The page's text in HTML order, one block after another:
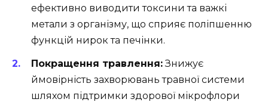
ефективно виводити токсини та важкі
метали з організму, що сприяє поліпшенню
функцій нирок та печінки.
Покращення травлення:Знижує
ймовірність захворювань травної системи
шляхом підтримки здорової мікрофлори